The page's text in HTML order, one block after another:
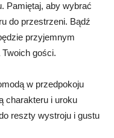
Pamiętaj, aby wybrać
do przestrzeni. Bądź
przyjemnym
gości.
w przedpokoju
charakteru i uroku
reszty wystroju i gustu